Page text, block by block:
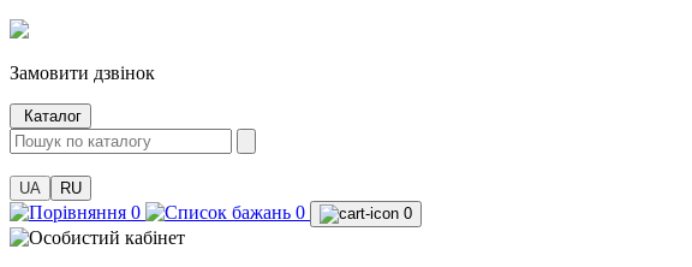
Замовити дзвінок
Каталог
UA RU
0 0 0